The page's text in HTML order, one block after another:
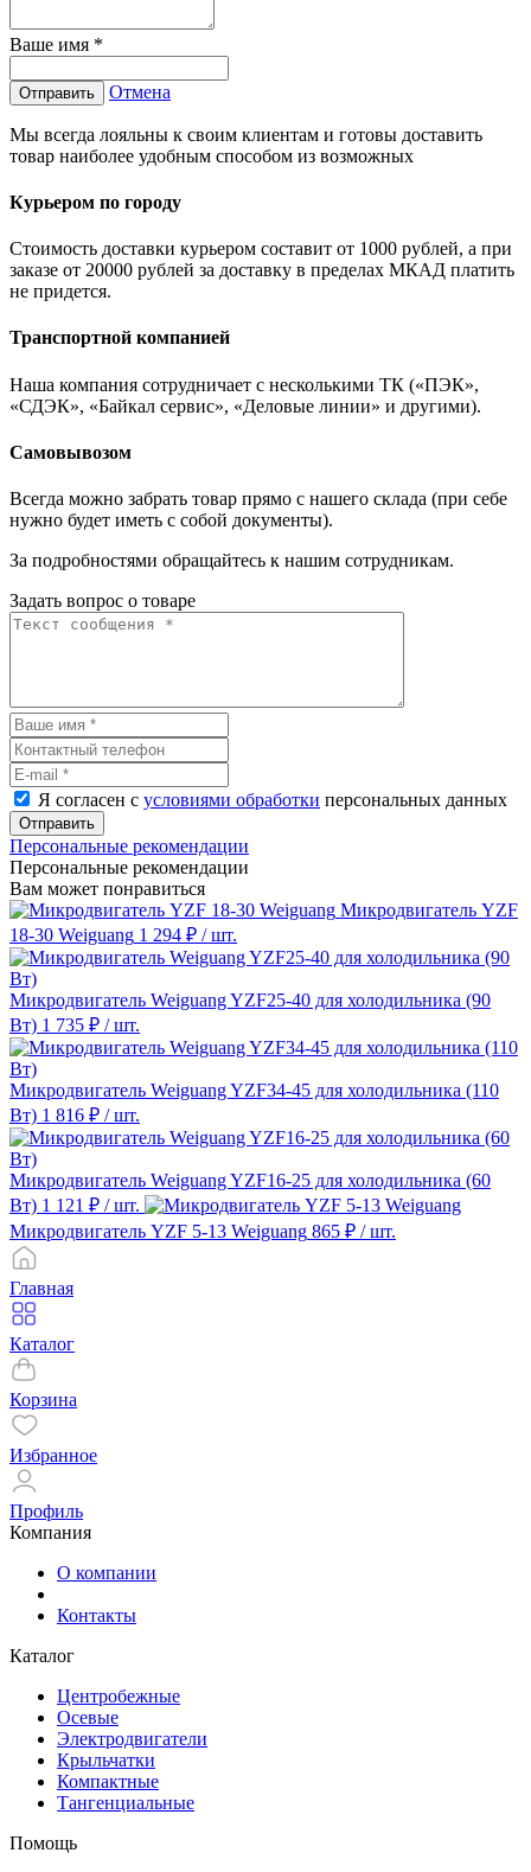
Ваше имя *
Отправить Отмена
Мы всегда лояльны к своим клиентам и готовы доставить
товар наиболее удобным способом из возможных
Курьером по городу
Стоимость доставки курьером составит от 1000 рублей, а при
заказе от 20000 рублей за доставку в пределах МКАД платить
не придется.
Транспортной компанией
Наша компания сотрудничает с несколькими ТК («ПЭК»,
«СДЭК», «Байкал сервис», «Деловые линии» и другими).
Самовывозом
Всегда можно забрать товар прямо с нашего склада (при себе
нужно будет иметь с собой документы).
За подробностями обращайтесь к нашим сотрудникам.
Задать вопрос о товаре
Я согласен с условиями обработки персональных данных
Отправить
Персональные рекомендации
Персональные рекомендации
Вам может понравиться
Микродвигатель YZF
18-30 Weiguang 1 294 ₽ / шт.
Микродвигатель Weiguang YZF25-40 для холодильника (90
Вт) 1 735 ₽ / шт.
Микродвигатель Weiguang YZF34-45 для холодильника (110
Вт) 1 816 ₽ / шт.
Микродвигатель Weiguang YZF16-25 для холодильника (60
Вт) 1 121 ₽ / шт.
Микродвигатель YZF 5-13 Weiguang 865 ₽ / шт.
Главная
Каталог
Корзина
Избранное
Профиль
Компания
О компании
Контакты
Каталог
Центробежные
Осевые
Электродвигатели
Крыльчатки
Компактные
Тангенциальные
Помощь